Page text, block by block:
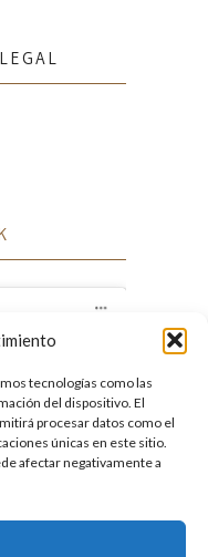
tecnologías como las
del dispositivo. El
procesar datos como el
únicas en este sitio.
afectar negativamente a
de marketing